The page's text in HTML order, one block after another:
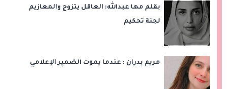
بقلم مها عبدالله: العاقل يتزوج والمعازيم
لجنة تحكيم
مريم بدران : عندما يموت الضمير الإعلامي